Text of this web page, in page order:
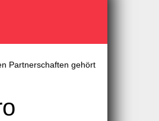
Partnerschaften gehört